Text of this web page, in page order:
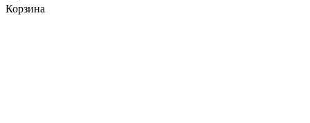
Корзина